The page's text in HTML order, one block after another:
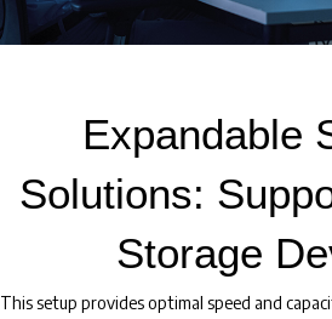
Expandable
Solutions:
Storage
This setup provides optimal speed and